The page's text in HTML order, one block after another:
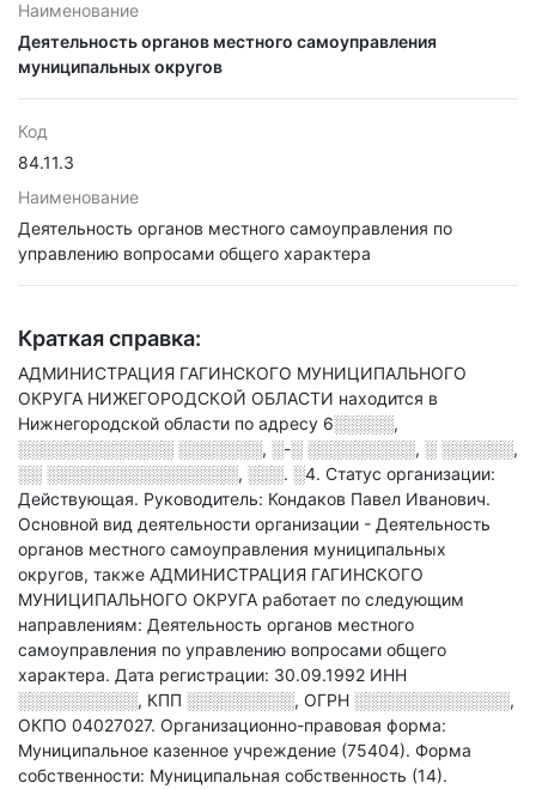
Наименование
Деятельность органов местного самоуправления
муниципальных округов
Код
84.11.3
Наименование
Деятельность органов местного самоуправления по
управлению вопросами общего характера
Краткая справка:
АДМИНИСТРАЦИЯ ГАГИНСКОГО МУНИЦИПАЛЬНОГО
ОКРУГА НИЖЕГОРОДСКОЙ ОБЛАСТИ находится в
Нижнегородской области по адресу 6░░░░░,
░░░░░░░░░░░░░ ░░░░░░░, ░-░ ░░░░░░░░░, ░ ░░░░░░,
░░ ░░░░░░░░░░░░░░░░, ░░░. ░4. Статус организации:
Действующая. Руководитель: Кондаков Павел Иванович.
Основной вид деятельности организации - Деятельность
органов местного самоуправления муниципальных
округов, также АДМИНИСТРАЦИЯ ГАГИНСКОГО
МУНИЦИПАЛЬНОГО ОКРУГА работает по следующим
направлениям: Деятельность органов местного
самоуправления по управлению вопросами общего
характера. Дата регистрации: 30.09.1992 ИНН
░░░░░░░░░░, КПП ░░░░░░░░░, ОГРН ░░░░░░░░░░░░░,
ОКПО 04027027. Организационно-правовая форма:
Муниципальное казенное учреждение (75404). Форма
собственности: Муниципальная собственность (14).